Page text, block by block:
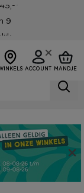
*
9
ACCOUNT MANDJE